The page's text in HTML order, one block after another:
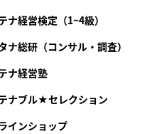
ナ経営検定（1~4級）
ナ総研（コンサル・調査）
ナ経営塾
ナブル★セレクション
インショップ